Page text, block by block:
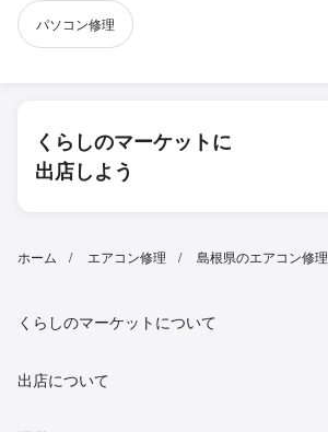
パソコン修理
くらしのマーケットに
出店しよう
ホーム エアコン修理 島根県のエアコン修理
くらしのマーケットについて
出店について